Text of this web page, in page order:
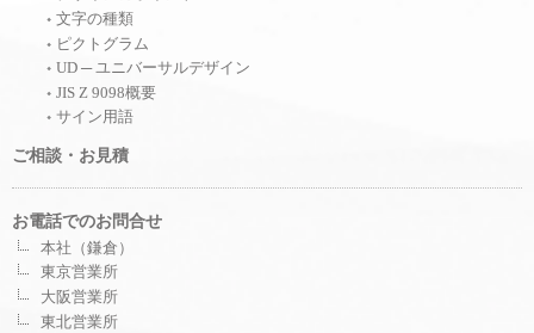
文字の種類
ピクトグラム
UD ─ ユニバーサルデザイン
JIS Z 9098概要
サイン用語
ご相談・お見積
お電話でのお問合せ
本社（鎌倉）
東京営業所
大阪営業所
東北営業所